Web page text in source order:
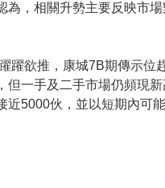
為，相關升勢主要反映市
躍欲推，康城7B期傳示
但一手及二手市場仍頻現
近5000伙，並以短期內可